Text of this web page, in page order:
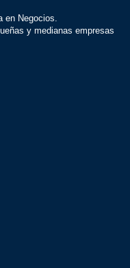
en Negocios.
y medianas empresas